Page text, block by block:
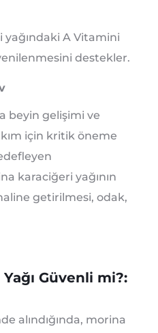
yağındaki A Vitamini
destekler.
beyin gelişimi ve
için kritik öneme
karaciğeri yağının
getirilmesi, odak,
Güvenli mi?:
alındığında, morina